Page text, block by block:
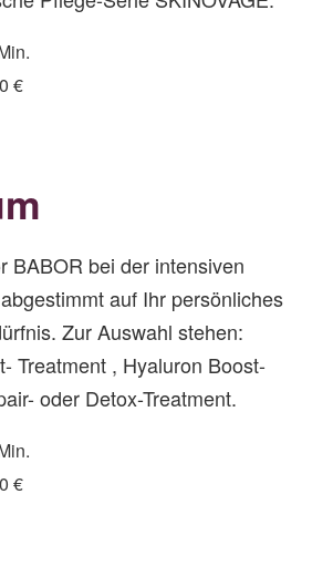
€
BABOR bei der intensiven
auf Ihr persönliches
Zur Auswahl stehen:
Treatment , Hyaluron Boost-
oder Detox-Treatment.
€